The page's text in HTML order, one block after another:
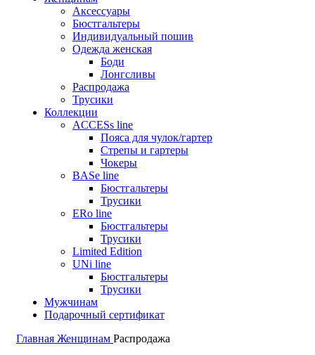
Аксессуары
Бюстгальтеры
Индивидуальный пошив
Одежда женская
Боди
Лонгсливы
Распродажа
Трусики
Коллекции
ACCESs line
Пояса для чулок/гартер
Стрепы и гартеры
Чокеры
BASe line
Бюстгальтеры
Трусики
ERo line
Бюстгальтеры
Трусики
Limited Edition
UNi line
Бюстгальтеры
Трусики
Мужчинам
Подарочный сертификат
Главная Женщинам Распродажа